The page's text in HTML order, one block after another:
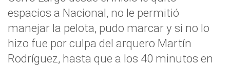
espacios a Nacional, no le permitió
manejar la pelota, pudo marcar y si no lo
hizo fue por culpa del arquero Martín
Rodríguez, hasta que a los 40 minutos en